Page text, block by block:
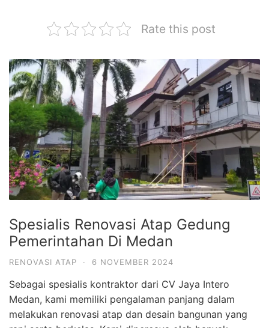
Rate this post
Spesialis Renovasi Atap Gedung
Pemerintahan Di Medan
RENOVASI ATAP · 6 NOVEMBER 2024
Sebagai spesialis kontraktor dari CV Jaya Intero
Medan, kami memiliki pengalaman panjang dalam
melakukan renovasi atap dan desain bangunan yang